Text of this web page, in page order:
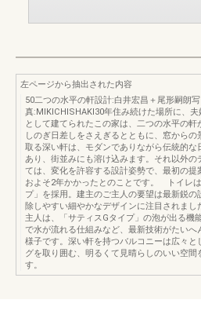
左ページから抽出された内容
50二つの水平の軒設計:白井宏昌＋尾形嗣朗写
真:MIKICHISHAKI30年住み続けた場所に、
として建てられたこの家は、二つの水平の軒
しのぎ日差しをさえぎるとともに、窓からの
取る深い軒は、モダンでありながら伝統的な
あり、街並みにも溶け込みます。それ以外の
ては、変化を許容する設計姿勢で、最初の提
およそ2年かかったとのことです。 トイレ
プ」を採用。建主のご主人の要望は最新鋭の
除しやすい細やかなデザインに注目されまし
主人は、「サティスGタイプ」の泡が出る機
で水が流れる仕組みなど、最新技術がたいへ
様子です。深い軒を持つバルコニーは広々と
グを取り囲む、明るくて見晴らしのいい空間
す。